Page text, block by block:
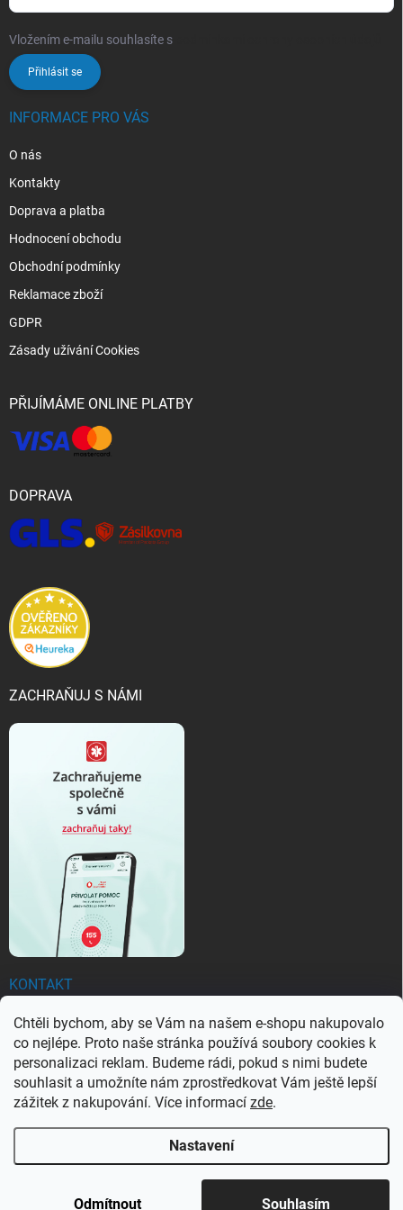
Chtěli bychom, aby se Vám na našem e-shopu nakupovalo
co nejlépe. Proto naše stránka používá soubory cookies k
personalizaci reklam. Budeme rádi, pokud s nimi budete
souhlasit a umožníte nám zprostředkovat Vám ještě lepší
zážitek z nakupování. Více informací zde.
Nastavení
Odmítnout Souhlasím
Vložením e-mailu souhlasíte s
Přihlásit se
INFORMACE PRO VÁS
O nás
Kontakty
Doprava a platba
Hodnocení obchodu
Obchodní podmínky
Reklamace zboží
GDPR
Zásady užívání Cookies
PŘIJÍMÁME ONLINE PLATBY
DOPRAVA
ZACHRAŇUJ S NÁMI
KONTAKT
objednavky @ezachranar.cz
+420 601 155 100
+420 601 155 100
. Všechna práva vyhrazena.Upravit nastavení